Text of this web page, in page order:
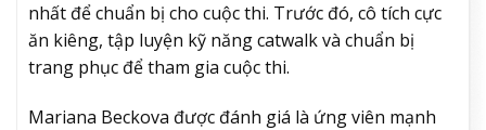
nhất để chuẩn bị cho cuộc thi. Trước đó, cô tích cực
ăn kiêng, tập luyện kỹ năng catwalk và chuẩn bị
trang phục để tham gia cuộc thi.
Mariana Beckova được đánh giá là ứng viên mạnh